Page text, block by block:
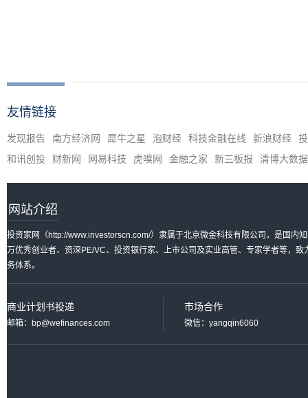
友情链接
发现报告 南方经济网 犀牛之星 泡财经 科技金融在线 新浪财经
和讯创投
财新网 网易科技 虎嗅网 金融之家 新三板报 清博大数据
网站介绍
投资家网（http://www.investorscn.com/）隶属于北京微金科技有限公司，是国内
万优秀创业者、资深PE/VC、投资银行家、上市公司及实业高管、专家学者等，
务体系。
商业计划书投递
邮箱：bp@wefinances.com
市场合作
微信：yangqin6060